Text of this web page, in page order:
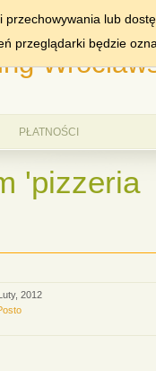
MIASTA:
PŁATNOŚCI
'pizzeria
2012
lub
przeglądarki będzie